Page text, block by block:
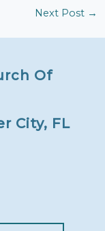
Next Post →
Of
City, FL